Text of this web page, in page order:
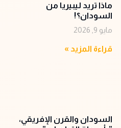
ماذا تريد ليبيريا من
السودان؟!
مايو 9, 2026
قراءة المزيد »